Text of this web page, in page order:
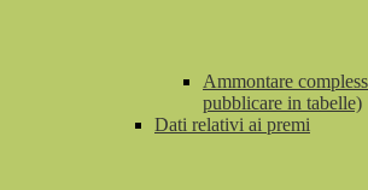
Ammontare
pubblicare in tabelle)
Dati relativi ai premi